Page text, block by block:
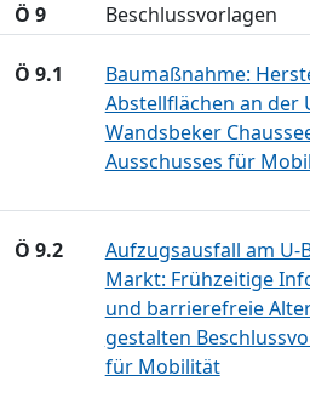
Ö 9 Beschlussvorlagen
Ö 9.1
Baumaßnahme:
Abstellflächen an der
Wandsbeker
Ausschusses für
Ö 9.2
Aufzugsausfall am U-
Markt: Frühzeitige
und barrierefreie
gestalten
für Mobilität